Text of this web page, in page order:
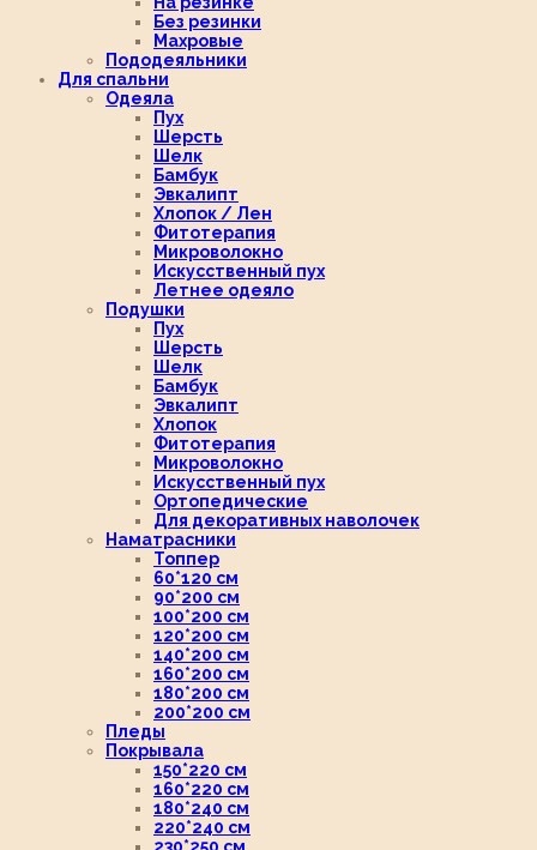
Без резинки
Махровые
Пододеяльники
Для спальни
Одеяла
Пух
Шерсть
Шелк
Бамбук
Эвкалипт
Хлопок / Лен
Фитотерапия
Микроволокно
Искусственный пух
Летнее одеяло
Подушки
Пух
Шерсть
Шелк
Бамбук
Эвкалипт
Хлопок
Фитотерапия
Микроволокно
Искусственный пух
Ортопедические
Для декоративных наволочек
Наматрасники
Топпер
60*120 см
90*200 см
100*200 см
120*200 см
140*200 см
160*200 см
180*200 см
200*200 см
Пледы
Покрывала
150*220 см
160*220 см
180*240 см
220*240 см
230*250 см